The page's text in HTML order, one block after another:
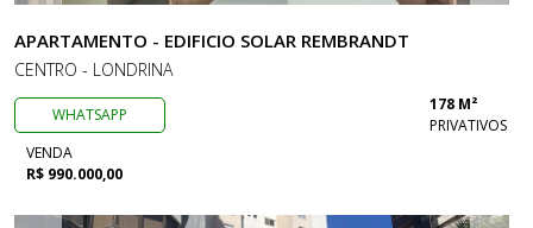
APARTAMENTO - EDIFICIO SOLAR REMBRANDT
CENTRO - LONDRINA
WHATSAPP
178 M²
PRIVATIVOS
VENDA
R$ 990.000,00